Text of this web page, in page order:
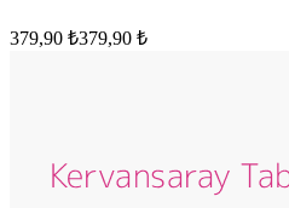
379,90 ₺379,90 ₺